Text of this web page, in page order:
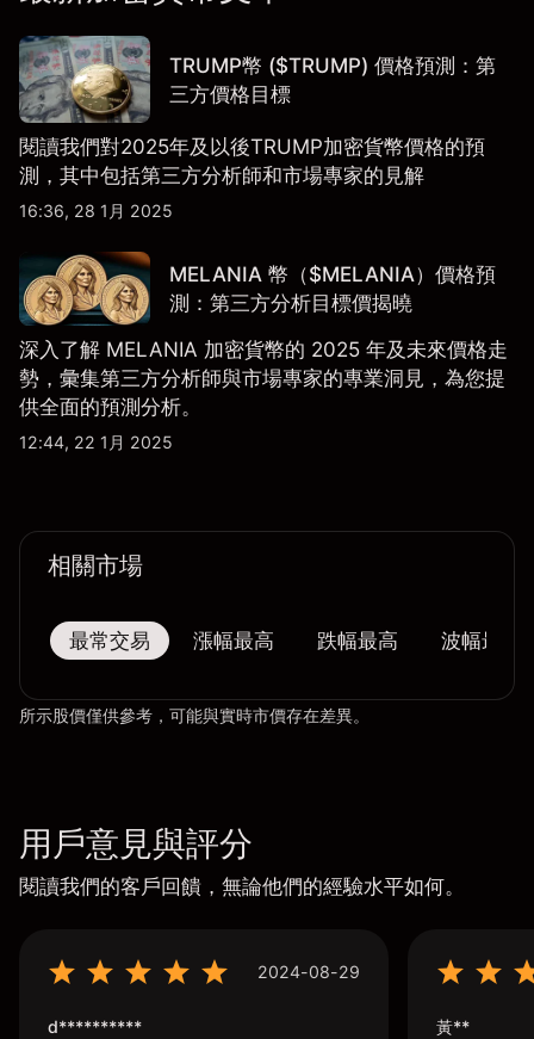
TRUMP幣 ($TRUMP) 價格預測：第
三方價格目標
閱讀我們對2025年及以後TRUMP加密貨幣價格的預
測，其中包括第三方分析師和市場專家的見解
16:36, 28 1月 2025
MELANIA 幣（$MELANIA）價格預
測：第三方分析目標價揭曉
深入了解 MELANIA 加密貨幣的 2025 年及未來價格走
勢，彙集第三方分析師與市場專家的專業洞見，為您提
供全面的預測分析。
12:44, 22 1月 2025
相關市場
最常交易 漲幅最高 跌幅最高 波幅最大
所示股價僅供參考，可能與實時市價存在差異。
用戶意見與評分
閱讀我們的客戶回饋，無論他們的經驗水平如何。
2024-08-29
d********** 黃**